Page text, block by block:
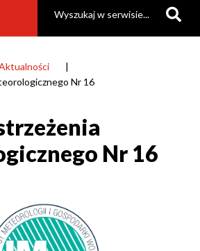
Nr 16
Nr 16